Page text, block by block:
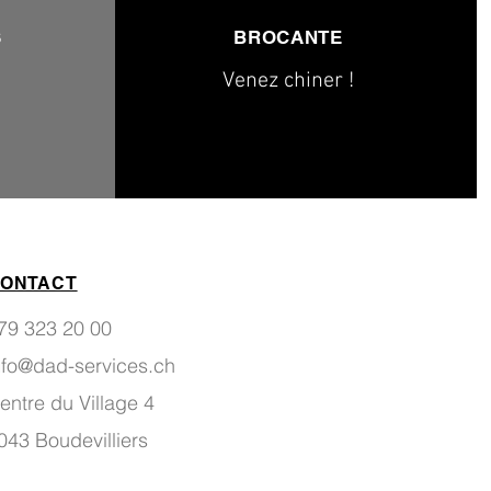
323 20 00
services.ch
du Village 4
Boudevilliers
BROCANTE
Venez chiner !